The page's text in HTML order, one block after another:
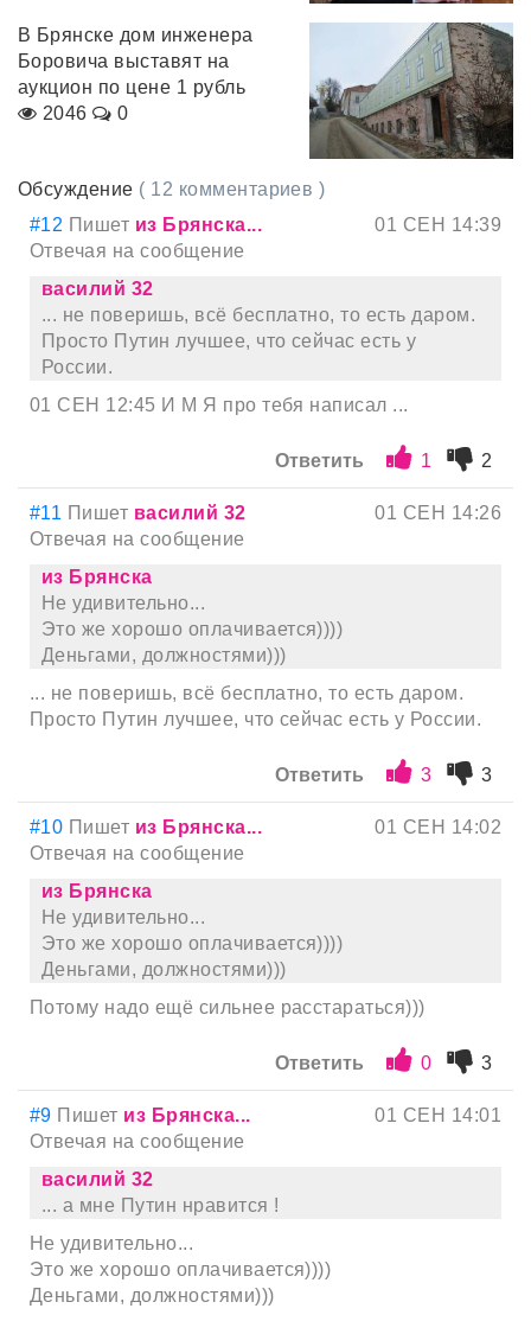
В Брянске дом инженера
Боровича выставят на
аукцион по цене 1 рубль
2046
0
Обсуждение ( 12 комментариев )
#12 Пишет из Брянска...
01 СЕН 14:39
Отвечая на сообщение
василий 32
... не поверишь, всё бесплатно, то есть даром.
Просто Путин лучшее, что сейчас есть у
России.
01 СЕН 12:45 И М Я про тебя написал ...
Ответить 1 2
#11 Пишет василий 32
01 СЕН 14:26
Отвечая на сообщение
из Брянска
Не удивительно...
Это же хорошо оплачивается))))
Деньгами, должностями)))
... не поверишь, всё бесплатно, то есть даром.
Просто Путин лучшее, что сейчас есть у России.
Ответить 3 3
#10 Пишет из Брянска...
01 СЕН 14:02
Отвечая на сообщение
из Брянска
Не удивительно...
Это же хорошо оплачивается))))
Деньгами, должностями)))
Потому надо ещё сильнее расстараться)))
Ответить 0 3
#9 Пишет из Брянска...
01 СЕН 14:01
Отвечая на сообщение
василий 32
... а мне Путин нравится !
Не удивительно...
Это же хорошо оплачивается))))
Деньгами, должностями)))